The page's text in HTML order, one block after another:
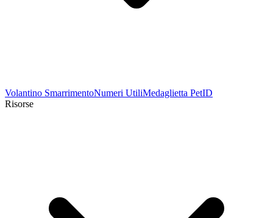
Volantino SmarrimentoNumeri UtiliMedaglietta PetID
Risorse